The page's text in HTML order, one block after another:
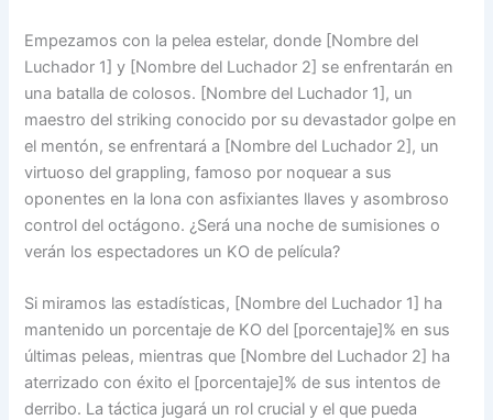
Empezamos con la pelea estelar, donde [Nombre del
Luchador 1] y [Nombre del Luchador 2] se enfrentarán en
una batalla de colosos. [Nombre del Luchador 1], un
maestro del striking conocido por su devastador golpe en
el mentón, se enfrentará a [Nombre del Luchador 2], un
virtuoso del grappling, famoso por noquear a sus
oponentes en la lona con asfixiantes llaves y asombroso
control del octágono. ¿Será una noche de sumisiones o
verán los espectadores un KO de película?
Si miramos las estadísticas, [Nombre del Luchador 1] ha
mantenido un porcentaje de KO del [porcentaje]% en sus
últimas peleas, mientras que [Nombre del Luchador 2] ha
aterrizado con éxito el [porcentaje]% de sus intentos de
derribo. La táctica jugará un rol crucial y el que pueda